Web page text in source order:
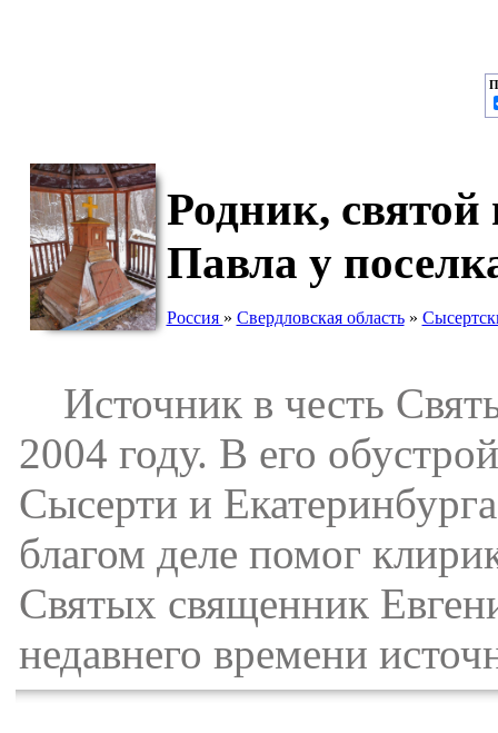
Родник, святой
Павла у
Россия » Свердловская область»
Источник в честь
2004 году. В его
Сысерти и
благом деле помог
Святых священник
недавнего времени